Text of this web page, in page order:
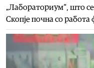
„Лабораториум“, што
Скопје почна со